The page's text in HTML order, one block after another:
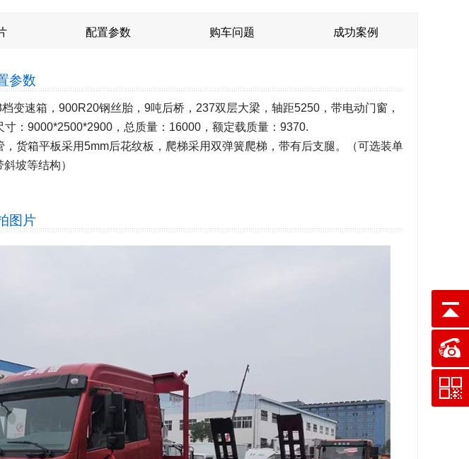
配置参数 购车问题 成功案例
参数
变速箱，900R20钢丝胎，9吨后桥，237双层大梁，轴距5250，带电动门窗，
：9000*2500*2900，总质量：16000，额定载质量：9370.
，货箱平板采用5mm后花纹板，爬梯采用双弹簧爬梯，带有后支腿。（可选装单
坡等结构）
图片